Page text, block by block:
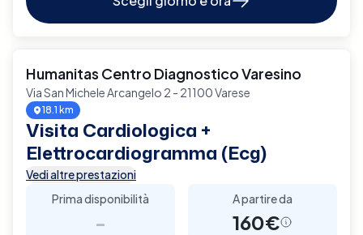
Humanitas Centro Diagnostico Varesino
Via San Michele Arcangelo 2 - 21100 Varese
18.1 km
Visita Cardiologica +
Elettrocardiogramma (Ecg)
Vedi altre prestazioni
Prima disponibilità
-
A partire da
160€